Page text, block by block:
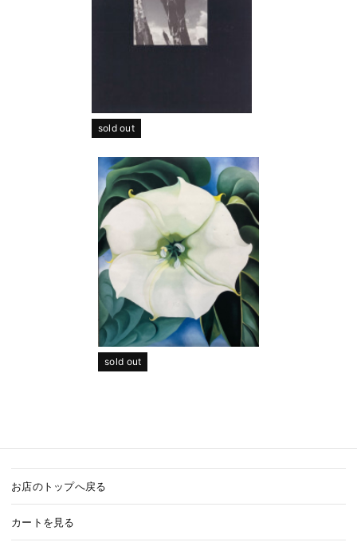
sold out
sold out
お店のトップへ戻る
カートを見る